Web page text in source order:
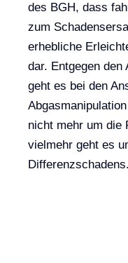
des BGH, dass
zum
erhebliche
dar. Entgegen den
geht es bei den
nicht mehr um die
vielmehr geht es
Differenzschadens.